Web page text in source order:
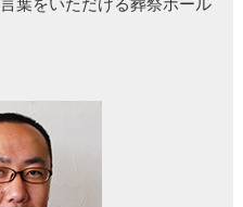
葉をいただける葬祭ホール